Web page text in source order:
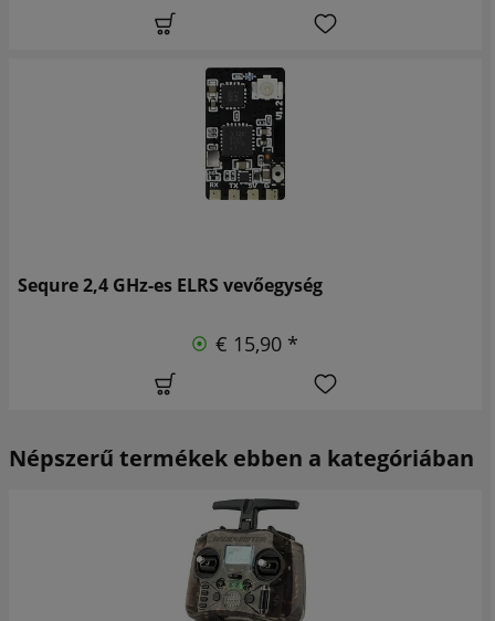
Sequre 2,4 GHz-es ELRS vevőegység
€ 15,90 *
Népszerű termékek ebben a kategóriában